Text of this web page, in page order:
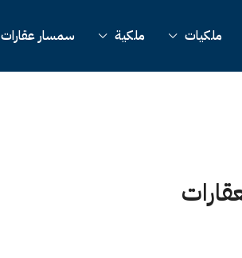
ملكيات ملكية سمسار عقارات